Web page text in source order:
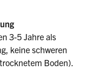
3-5 Jahre als
keine schweren
Boden).